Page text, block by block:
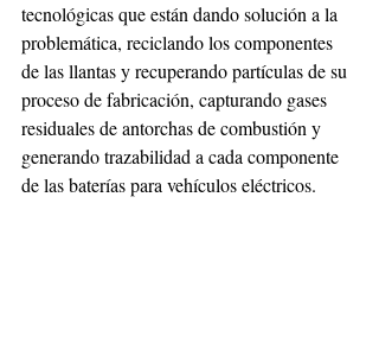
tecnológicas que están dando solución a la
problemática, reciclando los componentes
de las llantas y recuperando partículas de su
proceso de fabricación, capturando gases
residuales de antorchas de combustión y
generando trazabilidad a cada componente
de las baterías para vehículos eléctricos.